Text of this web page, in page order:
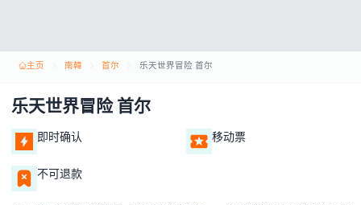
主页 南韓 首尔 乐天世界冒险 首尔
乐天世界冒险 首尔
即时确认 移动票
不可退款